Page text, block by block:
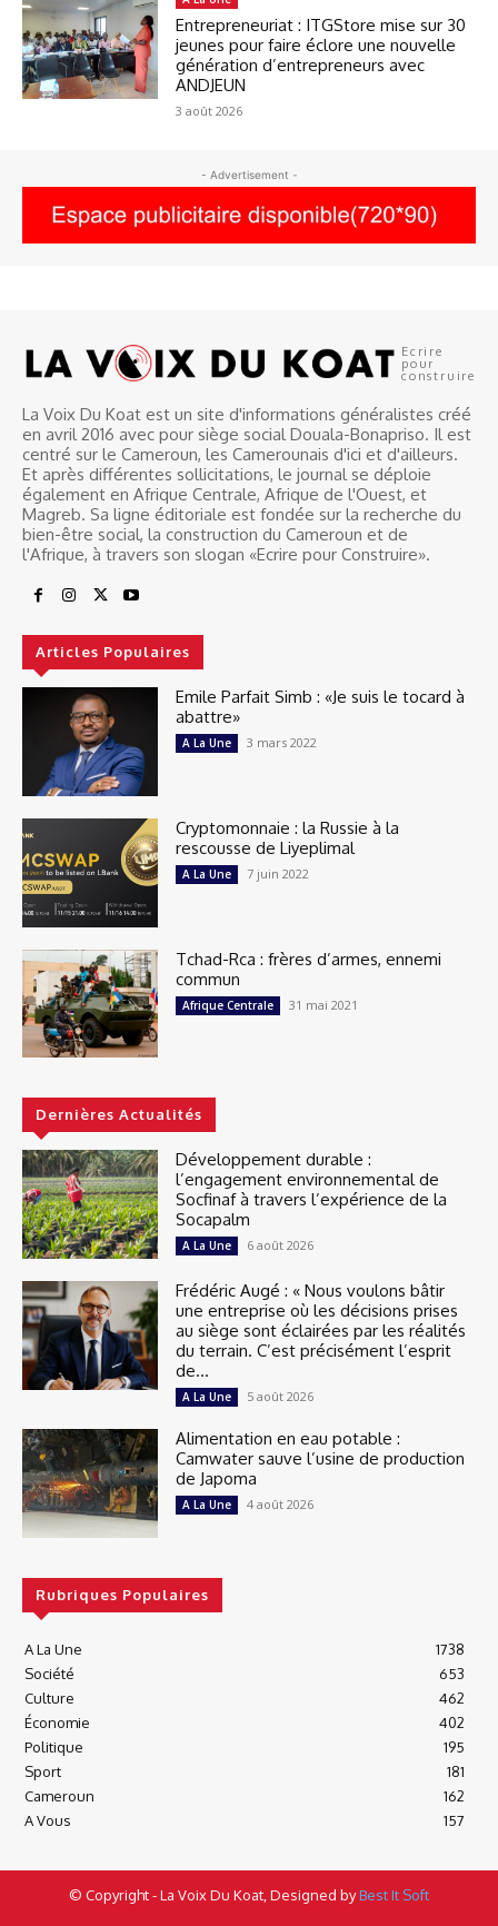
Entrepreneuriat : ITGStore mise sur 30
jeunes pour faire éclore une nouvelle
génération d’entrepreneurs avec
ANDJEUN
3 août 2026
- Advertisement -
Ecrire
pour
construire
La Voix Du Koat est un site d'informations généralistes créé
en avril 2016 avec pour siège social Douala-Bonapriso. Il est
centré sur le Cameroun, les Camerounais d'ici et d'ailleurs.
Et après différentes sollicitations, le journal se déploie
également en Afrique Centrale, Afrique de l'Ouest, et
Magreb. Sa ligne éditoriale est fondée sur la recherche du
bien-être social, la construction du Cameroun et de
l'Afrique, à travers son slogan «Ecrire pour Construire».
Articles Populaires
Emile Parfait Simb : «Je suis le tocard à
abattre»
A La Une 3 mars 2022
Cryptomonnaie : la Russie à la
rescousse de Liyeplimal
A La Une 7 juin 2022
Tchad-Rca : frères d’armes, ennemi
commun
Afrique Centrale 31 mai 2021
Dernières Actualités
Développement durable :
l’engagement environnemental de
Socfinaf à travers l’expérience de la
Socapalm
A La Une 6 août 2026
Frédéric Augé : « Nous voulons bâtir
une entreprise où les décisions prises
au siège sont éclairées par les réalités
du terrain. C’est précisément l’esprit
de...
A La Une 5 août 2026
Alimentation en eau potable :
Camwater sauve l’usine de production
de Japoma
A La Une 4 août 2026
Rubriques Populaires
A La Une
1738
Société
653
Culture
462
Économie
402
Politique
195
Sport
181
Cameroun
162
A Vous
157
© Copyright - La Voix Du Koat, Designed byBest It Soft